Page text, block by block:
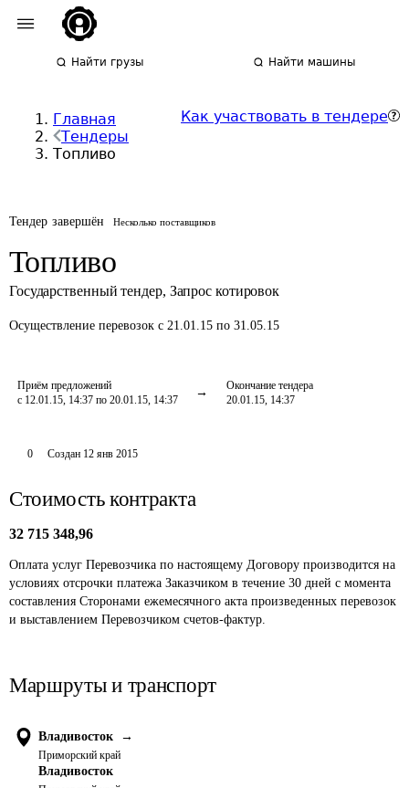
Найти грузы Найти машины
Главная
Тендеры
Топливо
Как участвовать в тендере
Тендер завершён Несколько поставщиков
Топливо
Государственный тендер, Запрос котировок
Осуществление перевозок с 21.01.15 по 31.05.15
Приём предложений
с 12.01.15, 14:37 по 20.01.15, 14:37
Окончание тендера
20.01.15, 14:37
0 Создан 12 янв 2015
Стоимость контракта
32 715 348,96
Оплата услуг Перевозчика по настоящему Договору производится на
условиях отсрочки платежа Заказчиком в течение 30 дней с момента
составления Сторонами ежемесячного акта произведенных перевозок
и выставлением Перевозчиком счетов-фактур.
Маршруты и транспорт
Владивосток →
Приморский край
Владивосток